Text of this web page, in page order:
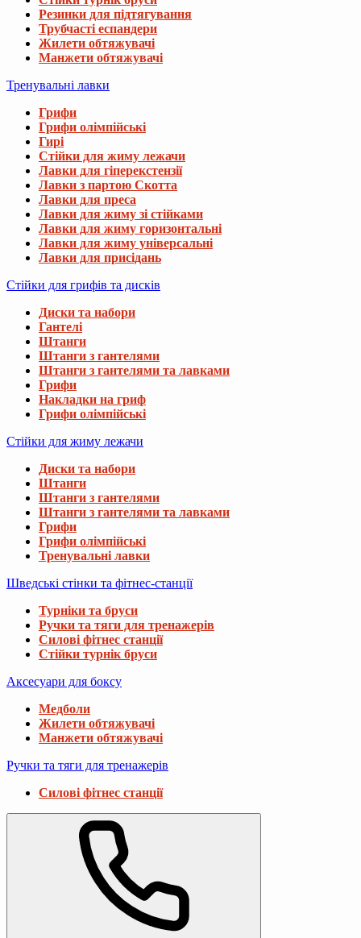
Резинки для підтягування
Трубчасті еспандери
Жилети обтяжувачі
Манжети обтяжувачі
Тренувальні лавки
Грифи
Грифи олімпійські
Гирі
Стійки для жиму лежачи
Лавки для гіперекстензії
Лавки з партою Скотта
Лавки для преса
Лавки для жиму зі стійками
Лавки для жиму горизонтальні
Лавки для жиму універсальні
Лавки для присідань
Стійки для грифів та дисків
Диски та набори
Гантелі
Штанги
Штанги з гантелями
Штанги з гантелями та лавками
Грифи
Накладки на гриф
Грифи олімпійські
Стійки для жиму лежачи
Диски та набори
Штанги
Штанги з гантелями
Штанги з гантелями та лавками
Грифи
Грифи олімпійські
Тренувальні лавки
Шведські стінки та фітнес-станції
Турніки та бруси
Ручки та тяги для тренажерів
Силові фітнес станції
Стійки турнік бруси
Аксесуари для боксу
Медболи
Жилети обтяжувачі
Манжети обтяжувачі
Ручки та тяги для тренажерів
Силові фітнес станції